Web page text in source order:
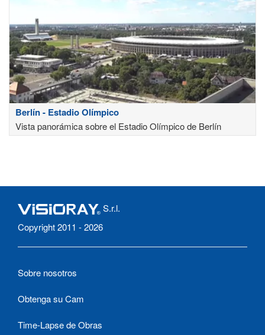
Berlín - Estadio Olímpico
Vista panorámica sobre el Estadio Olímpico de Berlín
S.r.l.
Copyright 2011 - 2026
Sobre nosotros
Obtenga su Cam
Time-Lapse de Obras